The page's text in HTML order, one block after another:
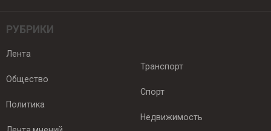
РУБРИКИ
Лента
Общество
Политика
Транспорт
Спорт
Недвижимость